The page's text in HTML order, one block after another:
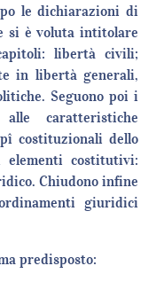
le dichiarazioni di
si è voluta intitolare
libertà civili;
in libertà generali,
Seguono poi i
caratteristiche
costituzionali dello
elementi costitutivi:
Chiudono infine
giuridici
predisposto: